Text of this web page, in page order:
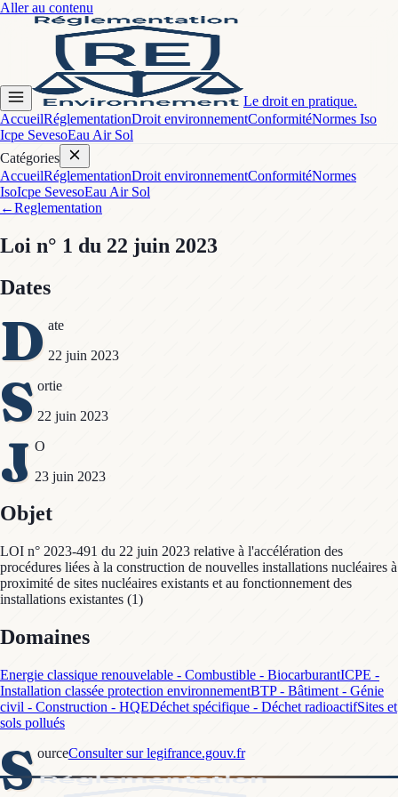
Aller au contenu
Le droit en pratique.
AccueilRéglementationDroit environnementConformitéNormes Iso
Icpe SevesoEau Air Sol
Catégories
AccueilRéglementationDroit environnementConformitéNormes
IsoIcpe SevesoEau Air Sol
←Reglementation
Loi n° 1 du 22 juin 2023
Dates
D ate
22 juin 2023
S ortie
22 juin 2023
J O
23 juin 2023
Objet
LOI n° 2023-491 du 22 juin 2023 relative à l'accélération des
procédures liées à la construction de nouvelles installations nucléaires à
proximité de sites nucléaires existants et au fonctionnement des
installations existantes (1)
Domaines
Energie classique renouvelable - Combustible - BiocarburantICPE -
Installation classée protection environnementBTP - Bâtiment - Génie
civil - Construction - HQEDéchet spécifique - Déchet radioactifSites et
sols pollués
S ourceConsulter sur legifrance.gouv.fr